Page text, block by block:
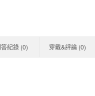
紀錄 (0) 穿戴&評論 (0)